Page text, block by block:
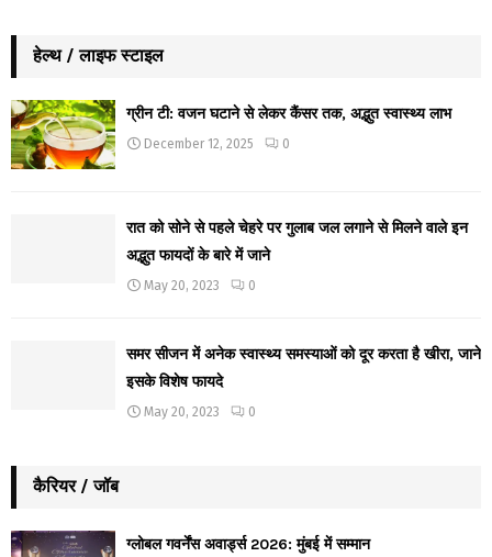
हेल्थ / लाइफ स्टाइल
ग्रीन टी: वजन घटाने से लेकर कैंसर तक, अद्भुत स्वास्थ्य लाभ
December 12, 2025 0
रात को सोने से पहले चेहरे पर गुलाब जल लगाने से मिलने वाले इन
अद्भुत फायदों के बारे में जाने
May 20, 2023 0
समर सीजन में अनेक स्वास्थ्य समस्याओं को दूर करता है खीरा, जाने
इसके विशेष फायदे
May 20, 2023 0
कैरियर / जॉब
ग्लोबल गवर्नेंस अवार्ड्स 2026: मुंबई में सम्मान